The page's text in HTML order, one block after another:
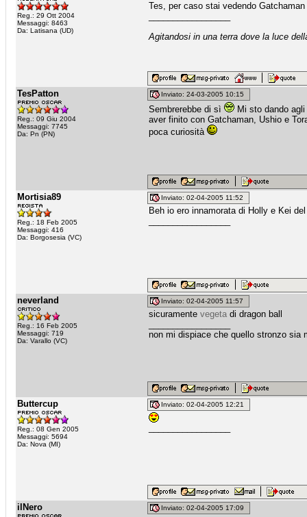
Reg.: 29 Ott 2004
Messaggi: 8463
Da: Latisana (UD)
Tes, per caso stai vedendo
Agitandosi in una terra dove la luce
TesPatton
Reg.: 09 Giu 2004
Messaggi: 7745
Da: Pn (PN)
Inviato: 24-03-2005 10:15
Sembrerebbe di sì
Mi sto dando
aver finito con Gatchaman, Ushio e
poca curiosità
Mortisia89
Reg.: 18 Feb 2005
Messaggi: 416
Da: Borgosesia (VC)
Inviato: 02-04-2005 11:52
Beh io ero innamorata di Holly e Kei
neverland
Reg.: 16 Feb 2005
Messaggi: 719
Da: Varallo (VC)
Inviato: 02-04-2005 11:57
sicuramente vegeta di dragon ball
non mi dispiace che quello stronzo sia
Buttercup
Reg.: 08 Gen 2005
Messaggi: 5694
Da: Nova (MI)
Inviato: 02-04-2005 12:21
ilNero
Inviato: 02-04-2005 17:09